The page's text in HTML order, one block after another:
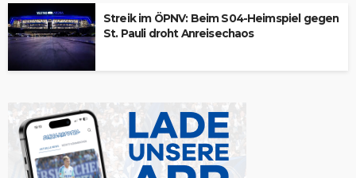
Streik im ÖPNV: Beim S04-Heimspiel gegen
St. Pauli droht Anreisechaos